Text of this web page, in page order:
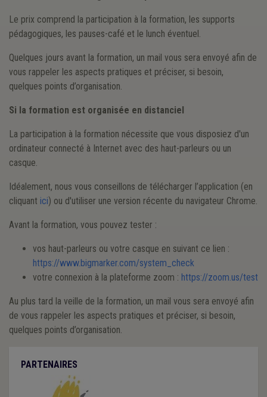
Le prix comprend la participation à la formation, les supports
pédagogiques, les pauses-café et le lunch éventuel.
Quelques jours avant la formation, un mail vous sera envoyé afin de
vous rappeler les aspects pratiques et préciser, si besoin,
quelques points d’organisation.
Si la formation est organisée en distanciel
La participation à la formation nécessite que vous disposiez d'un
ordinateur connecté à Internet avec des haut-parleurs ou un
casque.
Idéalement, nous vous conseillons de télécharger l’application (en
cliquant ici) ou d'utiliser une version récente du navigateur Chrome.
Avant la formation, vous pouvez tester :
vos haut-parleurs ou votre casque en suivant ce lien :
https://www.bigmarker.com/system_check
votre connexion à la plateforme zoom : https://zoom.us/test
Au plus tard la veille de la formation, un mail vous sera envoyé afin
de vous rappeler les aspects pratiques et préciser, si besoin,
quelques points d’organisation.
PARTENAIRES